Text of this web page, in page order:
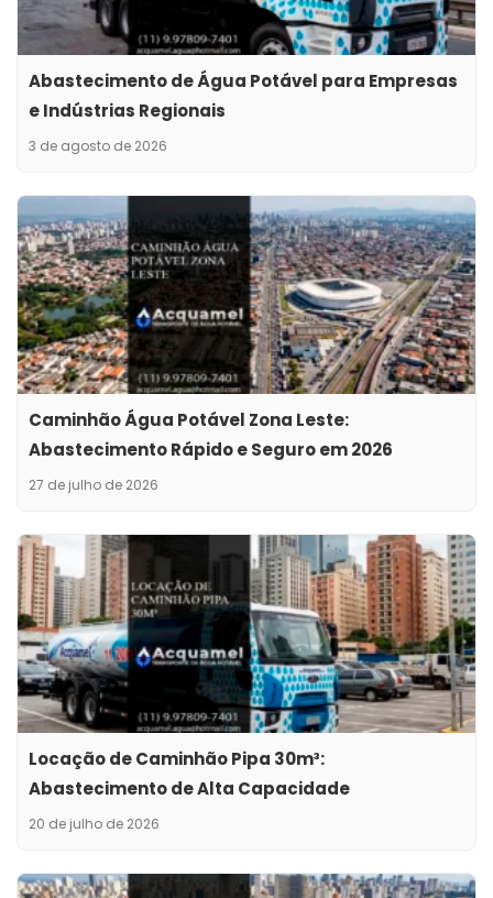
Abastecimento de Água Potável para Empresas
e Indústrias Regionais
3 de agosto de 2026
Caminhão Água Potável Zona Leste:
Abastecimento Rápido e Seguro em 2026
27 de julho de 2026
Locação de Caminhão Pipa 30m³:
Abastecimento de Alta Capacidade
20 de julho de 2026